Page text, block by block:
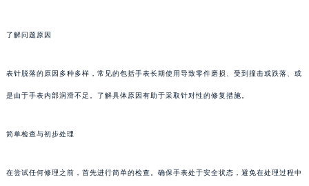
了解问题原因
表针脱落的原因多种多样，常见的包括手表长期使用导致零件磨损、受到撞击或跌落、或
是由于手表内部润滑不足。了解具体原因有助于采取针对性的修复措施。
简单检查与初步处理
在尝试任何修理之前，首先进行简单的检查。确保手表处于安全状态，避免在处理过程中